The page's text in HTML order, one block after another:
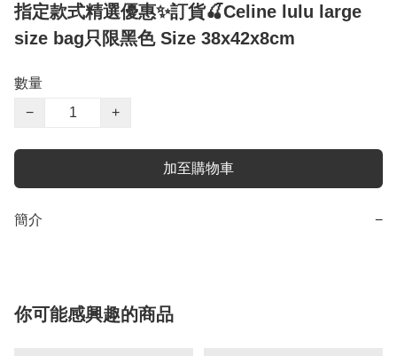
指定款式精選優惠✨訂貨🍒Celine lulu large
size bag只限黑色 Size 38x42x8cm
數量
−
+
加至購物車
簡介 −
你可能感興趣的商品